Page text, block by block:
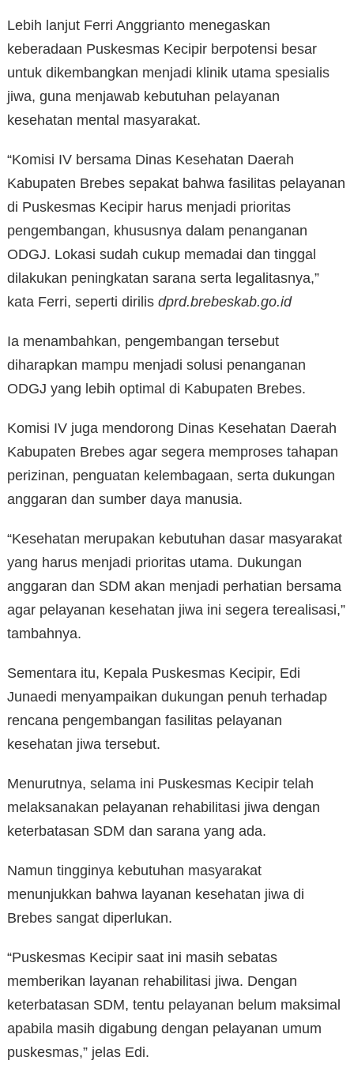
Lebih lanjut Ferri Anggrianto menegaskan
keberadaan Puskesmas Kecipir berpotensi besar
untuk dikembangkan menjadi klinik utama spesialis
jiwa, guna menjawab kebutuhan pelayanan
kesehatan mental masyarakat.
“Komisi IV bersama Dinas Kesehatan Daerah
Kabupaten Brebes sepakat bahwa fasilitas pelayanan
di Puskesmas Kecipir harus menjadi prioritas
pengembangan, khususnya dalam penanganan
ODGJ. Lokasi sudah cukup memadai dan tinggal
dilakukan peningkatan sarana serta legalitasnya,”
kata Ferri, seperti dirilis dprd.brebeskab.go.id
Ia menambahkan, pengembangan tersebut
diharapkan mampu menjadi solusi penanganan
ODGJ yang lebih optimal di Kabupaten Brebes.
Komisi IV juga mendorong Dinas Kesehatan Daerah
Kabupaten Brebes agar segera memproses tahapan
perizinan, penguatan kelembagaan, serta dukungan
anggaran dan sumber daya manusia.
“Kesehatan merupakan kebutuhan dasar masyarakat
yang harus menjadi prioritas utama. Dukungan
anggaran dan SDM akan menjadi perhatian bersama
agar pelayanan kesehatan jiwa ini segera terealisasi,”
tambahnya.
Sementara itu, Kepala Puskesmas Kecipir, Edi
Junaedi menyampaikan dukungan penuh terhadap
rencana pengembangan fasilitas pelayanan
kesehatan jiwa tersebut.
Menurutnya, selama ini Puskesmas Kecipir telah
melaksanakan pelayanan rehabilitasi jiwa dengan
keterbatasan SDM dan sarana yang ada.
Namun tingginya kebutuhan masyarakat
menunjukkan bahwa layanan kesehatan jiwa di
Brebes sangat diperlukan.
“Puskesmas Kecipir saat ini masih sebatas
memberikan layanan rehabilitasi jiwa. Dengan
keterbatasan SDM, tentu pelayanan belum maksimal
apabila masih digabung dengan pelayanan umum
puskesmas,” jelas Edi.